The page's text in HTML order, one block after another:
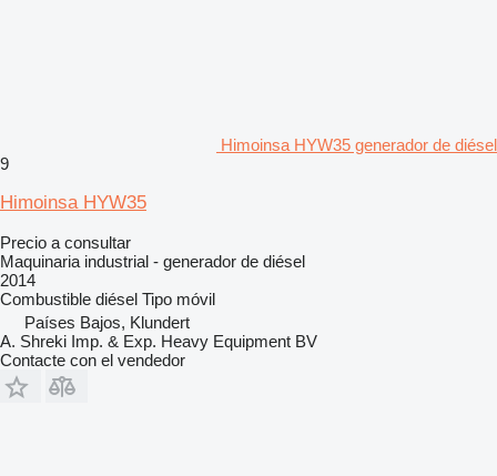
Himoinsa HYW35 generador de diésel
9
Himoinsa HYW35
Precio a consultar
Maquinaria industrial - generador de diésel
2014
Combustible diésel Tipo móvil
Países Bajos, Klundert
A. Shreki Imp. & Exp. Heavy Equipment BV
Contacte con el vendedor